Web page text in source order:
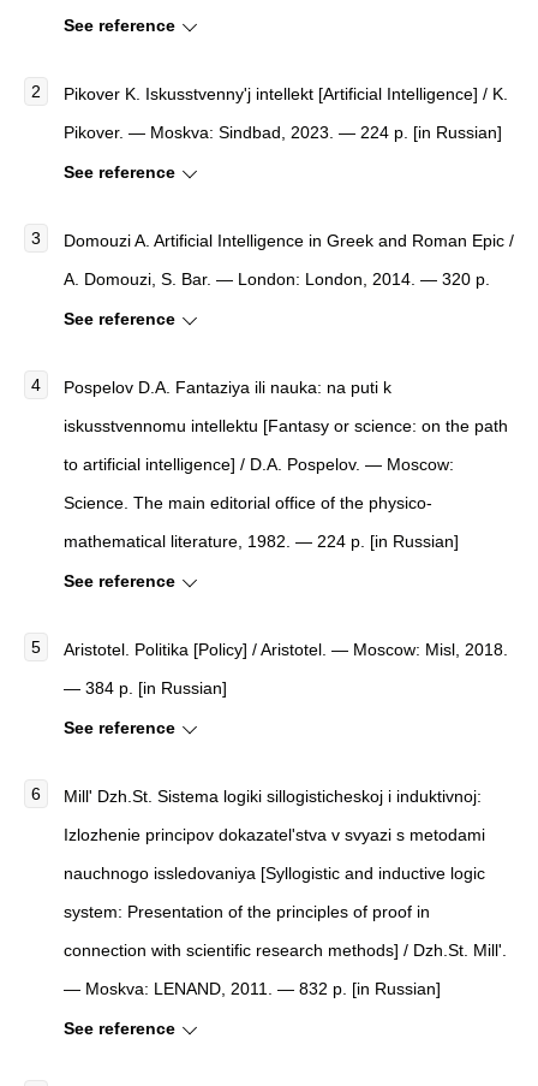
See reference
Pikover K. Iskusstvenny'j intellekt [Artificial Intelligence] / K.
Pikover. — Moskva: Sindbad, 2023. — 224 p. [in Russian]
See reference
Domouzi A. Artificial Intelligence in Greek and Roman Epic /
A. Domouzi, S. Bar. — London: London, 2014. — 320 p.
See reference
Pospelov D.A. Fantaziya ili nauka: na puti k
iskusstvennomu intellektu [Fantasy or science: on the path
to artificial intelligence] / D.A. Pospelov. — Moscow:
Science. The main editorial office of the physico-
mathematical literature, 1982. — 224 p. [in Russian]
See reference
Aristotel. Politika [Policy] / Aristotel. — Moscow: Misl, 2018.
— 384 p. [in Russian]
See reference
Mill' Dzh.St. Sistema logiki sillogisticheskoj i induktivnoj:
Izlozhenie principov dokazatel'stva v svyazi s metodami
nauchnogo issledovaniya [Syllogistic and inductive logic
system: Presentation of the principles of proof in
connection with scientific research methods] / Dzh.St. Mill'.
— Moskva: LENAND, 2011. — 832 p. [in Russian]
See reference